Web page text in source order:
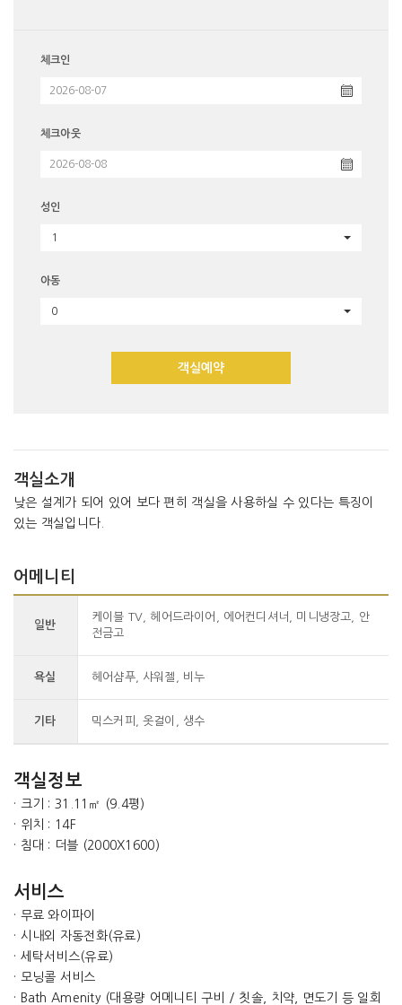
체크인
체크아웃
성인
1
아동
0
객실예약
객실소개
낮은 설계가 되어 있어 보다 편히 객실을 사용하실 수 있다는 특징이
있는 객실입니다.
어메니티
일반
케이블 TV, 헤어드라이어, 에어컨디셔너, 미니냉장고, 안
전금고
욕실 헤어샴푸, 샤워젤, 비누
기타 믹스커피, 옷걸이, 생수
객실정보
· 크기 : 31.11㎡ (9.4평)
· 위치 : 14F
· 침대 : 더블 (2000X1600)
서비스
· 무료 와이파이
· 시내외 자동전화(유료)
· 세탁서비스(유료)
· 모닝콜 서비스
· Bath Amenity (대용량 어메니티 구비 / 칫솔, 치약, 면도기 등 일회